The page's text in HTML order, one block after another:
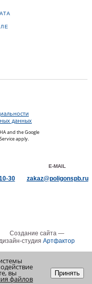
данных
and the Google
apply.
30
E-MAIL
zakaz@poligonspb.ru
Создание сайта —
студия Артфактор
вы
файлов
Принять